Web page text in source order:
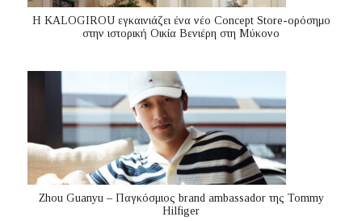
Η KALOGIROU εγκαινιάζει ένα νέο Concept Store-ορόσημο
στην ιστορική Οικία Βενιέρη στη Μύκονο
Zhou Guanyu – Παγκόσμιος brand ambassador της Tommy
Hilfiger